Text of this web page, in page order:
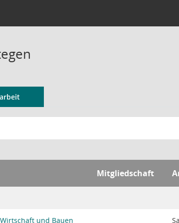
Mitgliedschaft
und Bauen